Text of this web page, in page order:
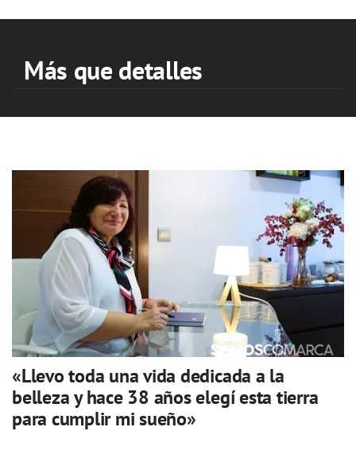
Más que detalles
«Llevo toda una vida dedicada a la
belleza y hace 38 años elegí esta tierra
para cumplir mi sueño»